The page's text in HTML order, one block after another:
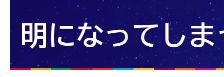
明になってし